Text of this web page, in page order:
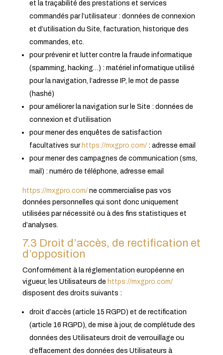
et la traçabilité des prestations et services
commandés par l’utilisateur : données de connexion
et d’utilisation du Site, facturation, historique des
commandes, etc.
pour prévenir et lutter contre la fraude informatique
(spamming, hacking…) : matériel informatique utilisé
pour la navigation, l’adresse IP, le mot de passe
(hashé)
pour améliorer la navigation sur le Site : données de
connexion et d’utilisation
pour mener des enquêtes de satisfaction
facultatives sur https://mxgpro.com/: adresse email
pour mener des campagnes de communication (sms,
mail) : numéro de téléphone, adresse email
https://mxgpro.com/ne commercialise pas vos
données personnelles qui sont donc uniquement
utilisées par nécessité ou à des fins statistiques et
d’analyses.
7.3 Droit d’accès, de rectification et
d’opposition
Conformément à la réglementation européenne en
vigueur, les Utilisateurs de https://mxgpro.com/
disposent des droits suivants :
droit d’accès (article 15 RGPD) et de rectification
(article 16 RGPD), de mise à jour, de complétude des
données des Utilisateurs droit de verrouillage ou
d’effacement des données des Utilisateurs à